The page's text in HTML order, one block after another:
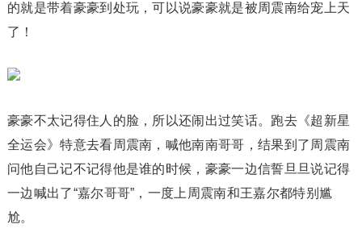
的就是带着豪豪到处玩，可以说豪豪就是被周震南给宠上天
了！
豪豪不太记得住人的脸，所以还闹出过笑话。跑去《超新星
全运会》特意去看周震南，喊他南南哥哥，结果到了周震南
问他自己记不记得他是谁的时候，豪豪一边信誓旦旦说记得
一边喊出了“嘉尔哥哥”，一度上周震南和王嘉尔都特别尴
尬。